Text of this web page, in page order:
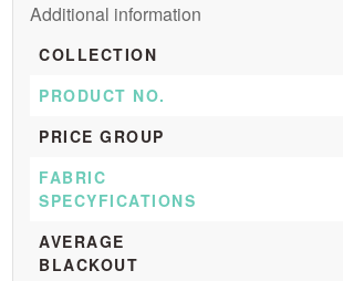
Additional information
COLLECTION
PRODUCT NO.
PRICE GROUP
FABRIC
SPECYFICATIONS
AVERAGE
BLACKOUT